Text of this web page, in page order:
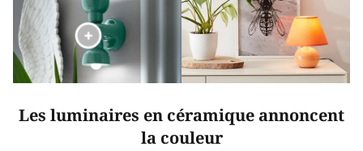
Les luminaires en céramique annoncent
la couleur